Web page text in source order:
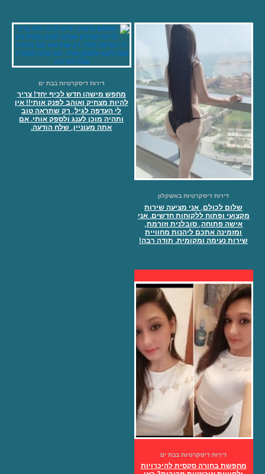
דירות דיסקרטיות באשקלון
שלום לכולם, אני מציעה שירות
מקצועי ופתוח ללקוחות חדשים. אני
אישה פתוחה, סובלנית וזורמת,
ומזמינה אתכם ליהנות מחוויית
שירות נעימה ומקומית. תודה רבה!
דירות דיסקרטיות בבת ים
מחפש מישהו חדש לכיף יחד! צריך
להיות מצחיק ואוהב לפנק אותי!! אין
לי העדפה לגיל, רק שתראה טוב
ותהיה מוכן לענג ולספק אותי. אם
אתה מעוניין, שלח הודעה.
דירות דיסקרטיות בבת ים
מחפשת בחורה סקסית להיכרויות